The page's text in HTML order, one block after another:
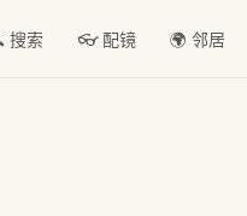
搜索 👓 配镜 🌍 邻居